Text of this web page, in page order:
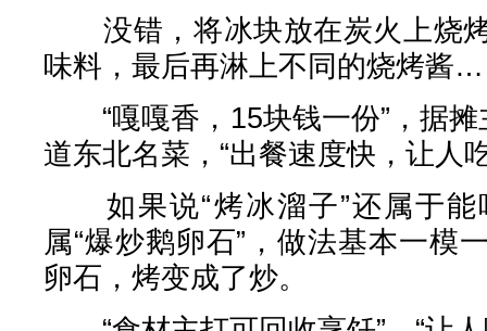
没错，将冰块放在炭火上烧
味料，最后再淋上不同的烧烤酱
“嘎嘎香，15块钱一份”，据摊
道东北名菜，“出餐速度快，让人
如果说“烤冰溜子”还属于能
属“爆炒鹅卵石”，做法基本一模
卵石，烤变成了炒。